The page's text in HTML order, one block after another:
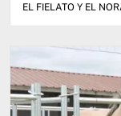
EL FIELATO Y EL